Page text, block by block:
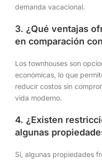
demanda vacacional.
3. ¿Qué ventajas
en comparación
Los townhouses son
económicas, lo que
reducir costos sin
vida moderno.
4. ¿Existen
algunas
Sí, algunas propiedades